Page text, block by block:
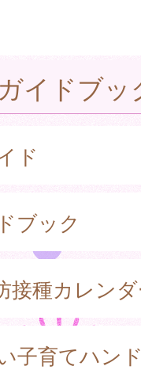
イドブッ
ド
ブック
接種カレン
子育てハン